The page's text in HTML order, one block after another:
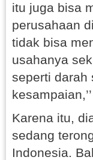
itu juga bisa
perusahaan
tidak bisa
usahanya
seperti darah
Karena itu,
sedang
Indonesia.